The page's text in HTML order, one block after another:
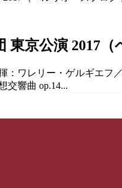
京公演 2017（
：ワレリー・ゲルギエ
交響曲 op.14...